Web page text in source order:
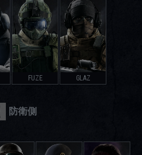
FUZE GLAZ
防衛側